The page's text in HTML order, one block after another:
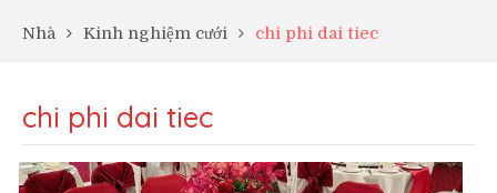
Nhà Kinh nghiệm cưới chi phi dai tiec
chi phi dai tiec